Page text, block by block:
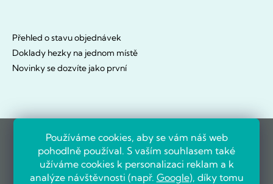
Používáme cookies, aby se vám náš web
pohodlně používal. S vaším souhlasem také
užíváme cookies k personalizaci reklam a k
analýze návštěvnosti (např. Google), díky tomu
Přehled o stavu objednávek
Doklady hezky na jednom místě
Novinky se dozvíte jako první